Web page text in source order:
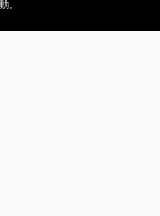
。